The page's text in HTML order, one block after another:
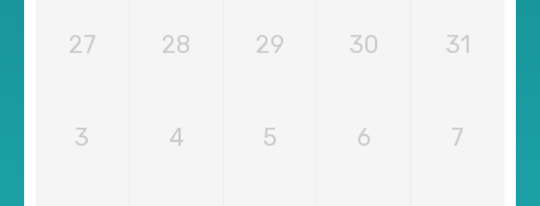
27 28 29 30 31
3 4 5 6 7